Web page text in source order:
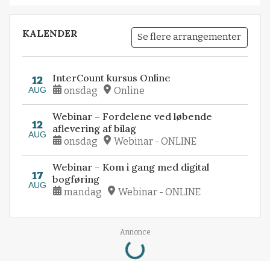
KALENDER Se flere arrangementer
12
AUG
InterCount kursus Online
onsdag Online
12
AUG
Webinar – Fordelene ved løbende
aflevering af bilag
onsdag Webinar - ONLINE
17
AUG
Webinar – Kom i gang med digital
bogføring
mandag Webinar - ONLINE
Annonce
Loading...